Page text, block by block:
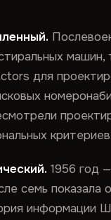
для
критериев.
1956 год
семь
информации